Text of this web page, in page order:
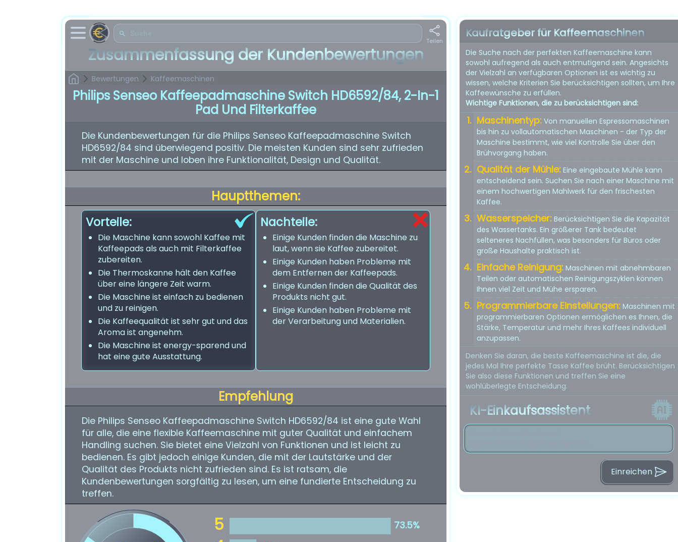
Teilen
Zusammenfassung der Kundenbewertungen
Bewertungen Kaffeemaschinen
Philips Senseo Kaffeepadmaschine Switch HD6592/84, 2-In-1
Pad Und Filterkaffee
Die Kundenbewertungen für die Philips Senseo Kaffeepadmaschine Switch
HD6592/84 sind überwiegend positiv. Die meisten Kunden sind sehr zufrieden
mit der Maschine und loben ihre Funktionalität, Design und Qualität.
Hauptthemen:
Vorteile:
Die Maschine kann sowohl Kaffee mit
Kaffeepads als auch mit Filterkaffee
zubereiten.
Die Thermoskanne hält den Kaffee
über eine längere Zeit warm.
Die Maschine ist einfach zu bedienen
und zu reinigen.
Die Kaffeequalität ist sehr gut und das
Aroma ist angenehm.
Die Maschine ist energy-sparend und
hat eine gute Ausstattung.
Nachteile:
Einige Kunden finden die Maschine zu
laut, wenn sie Kaffee zubereitet.
Einige Kunden haben Probleme mit
dem Entfernen der Kaffeepads.
Einige Kunden finden die Qualität des
Produkts nicht gut.
Einige Kunden haben Probleme mit
der Verarbeitung und Materialien.
Empfehlung
Die Philips Senseo Kaffeepadmaschine Switch HD6592/84 ist eine gute Wahl
für alle, die eine flexible Kaffeemaschine mit guter Qualität und einfachem
Handling suchen. Sie bietet eine Vielzahl von Funktionen und ist leicht zu
bedienen. Es gibt jedoch einige Kunden, die mit der Lautstärke und der
Qualität des Produkts nicht zufrieden sind. Es ist ratsam, die
Kundenbewertungen sorgfältig zu lesen, um eine fundierte Entscheidung zu
treffen.
Kaufratgeber für Kaffeemaschinen
Die Suche nach der perfekten Kaffeemaschine kann
sowohl aufregend als auch entmutigend sein. Angesichts
der Vielzahl an verfügbaren Optionen ist es wichtig zu
wissen, welche Kriterien Sie berücksichtigen sollten, um Ihre
Kaffeewünsche zu erfüllen.
Wichtige Funktionen, die zu berücksichtigen sind:
Maschinentyp: Von manuellen Espressomaschinen
bis hin zu vollautomatischen Maschinen - der Typ der
Maschine bestimmt, wie viel Kontrolle Sie über den
Brühvorgang haben.
Qualität der Mühle: Eine eingebaute Mühle kann
entscheidend sein. Suchen Sie nach einer Maschine mit
einem hochwertigen Mahlwerk für den frischesten
Kaffee.
Wasserspeicher: Berücksichtigen Sie die Kapazität
des Wassertanks. Ein größerer Tank bedeutet
selteneres Nachfüllen, was besonders für Büros oder
große Haushalte praktisch ist.
Einfache Reinigung: Maschinen mit abnehmbaren
Teilen oder automatischen Reinigungszyklen können
Ihnen viel Zeit und Mühe ersparen.
Programmierbare Einstellungen: Maschinen mit
programmierbaren Optionen ermöglichen es Ihnen, die
Stärke, Temperatur und mehr Ihres Kaffees individuell
anzupassen.
Denken Sie daran, die beste Kaffeemaschine ist die, die
jedes Mal Ihre perfekte Tasse Kaffee brüht. Berücksichtigen
Sie also diese Funktionen und treffen Sie eine
wohlüberlegte Entscheidung.
KI-Einkaufsassistent
Einreichen